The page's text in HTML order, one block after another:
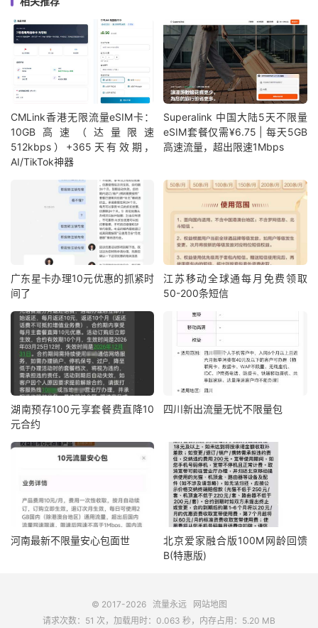
CMLink香港无限流量eSIM卡：
10GB高速（达量限速
512kbps）+365天有效期，
AI/TikTok神器
Superalink 中国大陆5天不限量
eSIM套餐仅需¥6.75 | 每天5GB
高速流量，超出限速1Mbps
广东星卡办理10元优惠的抓紧时
间了
江苏移动全球通每月免费领取
50-200条短信
湖南预存100元享套餐费直降10
元合约
四川新出流量无忧不限量包
河南最新不限量安心包面世
北京爱家融合版100M网龄回馈
B(特惠版)
© 2017-2026 流量永远
网站地图
请求次数：51 次，加载用时：0.063 秒，内存占用：5.20 MB